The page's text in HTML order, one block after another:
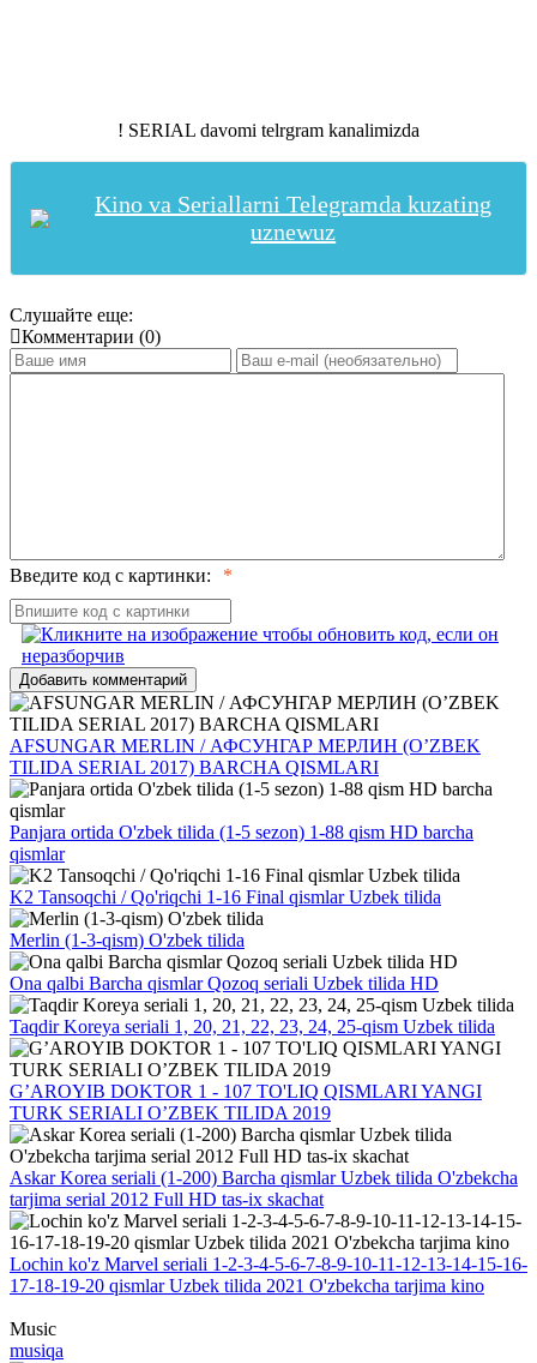
! SERIAL davomi telrgram kanalimizda
Kino va Seriallarni Telegramda kuzating
uznewuz
Слушайте еще:
Комментарии (0)
Введите код с картинки:
Добавить комментарий
AFSUNGAR MERLIN / АФСУНГАР МЕРЛИН (O’ZBEK
TILIDA SERIAL 2017) BARCHA QISMLARI
Panjara ortida O'zbek tilida (1-5 sezon) 1-88 qism HD barcha
qismlar
K2 Tansoqchi / Qo'riqchi 1-16 Final qismlar Uzbek tilida
Merlin (1-3-qism) O'zbek tilida
Ona qalbi Barcha qismlar Qozoq seriali Uzbek tilida HD
Taqdir Koreya seriali 1, 20, 21, 22, 23, 24, 25-qism Uzbek tilida
G’AROYIB DOKTOR 1 - 107 TO'LIQ QISMLARI YANGI
TURK SERIALI O’ZBEK TILIDA 2019
Askar Korea seriali (1-200) Barcha qismlar Uzbek tilida O'zbekcha
tarjima serial 2012 Full HD tas-ix skachat
Lochin ko'z Marvel seriali 1-2-3-4-5-6-7-8-9-10-11-12-13-14-15-16-
17-18-19-20 qismlar Uzbek tilida 2021 O'zbekcha tarjima kino
Music
musiqa